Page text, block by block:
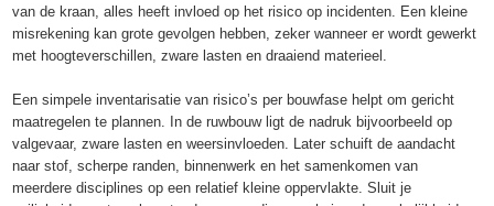
van de kraan, alles heeft invloed op het risico op incidenten. Een kleine
misrekening kan grote gevolgen hebben, zeker wanneer er wordt gewerkt
met hoogteverschillen, zware lasten en draaiend materieel.
Een simpele inventarisatie van risico’s per bouwfase helpt om gericht
maatregelen te plannen. In de ruwbouw ligt de nadruk bijvoorbeeld op
valgevaar, zware lasten en weersinvloeden. Later schuift de aandacht
naar stof, scherpe randen, binnenwerk en het samenkomen van
meerdere disciplines op een relatief kleine oppervlakte. Sluit je